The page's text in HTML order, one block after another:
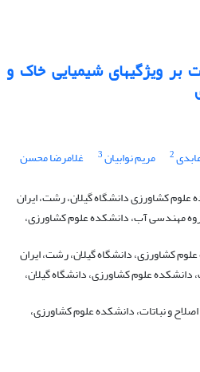
تأثیر آبیاری کرت به کرت بر ویژگی‎های شیمیایی خاک و
2 مریم نوابیان3 غلامرضا محسن
کشاورزی دانشگاه گیلان، رشت، ایران
مهندسی آب، دانشکده علوم کشاورزی،
کشاورزی، دانشگاه گیلان، رشت، ایران
دانشکده علوم کشاورزی، دانشگاه گیلان،
و نباتات، دانشکده علوم کشاورزی،